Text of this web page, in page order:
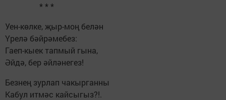
* * *
Уен-көлке, җыр-моң белән
Үрелә бәйрәмебез:
Гаеп-кыек тапмый гына,
Әйдә, бер әйләнегез!
Безнең зурлап чакырганны
Кабул итмәс кайсыгыз?!.